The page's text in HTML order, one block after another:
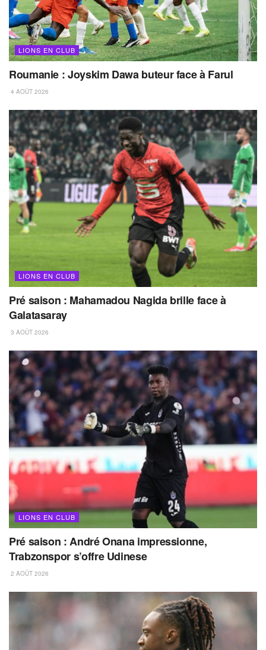
LIONS EN CLUB
Roumanie : Joyskim Dawa buteur face à Farul
4 AOÛT 2026
LIONS EN CLUB
Pré saison : Mahamadou Nagida brille face à
Galatasaray
3 AOÛT 2026
LIONS EN CLUB
Pré saison : André Onana impressionne,
Trabzonspor s’offre Udinese
2 AOÛT 2026